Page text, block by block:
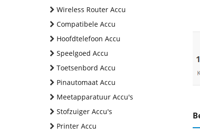
Wireless Router Accu
Compatibele Accu
Hoofdtelefoon Accu
Speelgoed Accu
Toetsenbord Accu
Pinautomaat Accu
Meetapparatuur Accu's
Stofzuiger Accu's
Printer Accu